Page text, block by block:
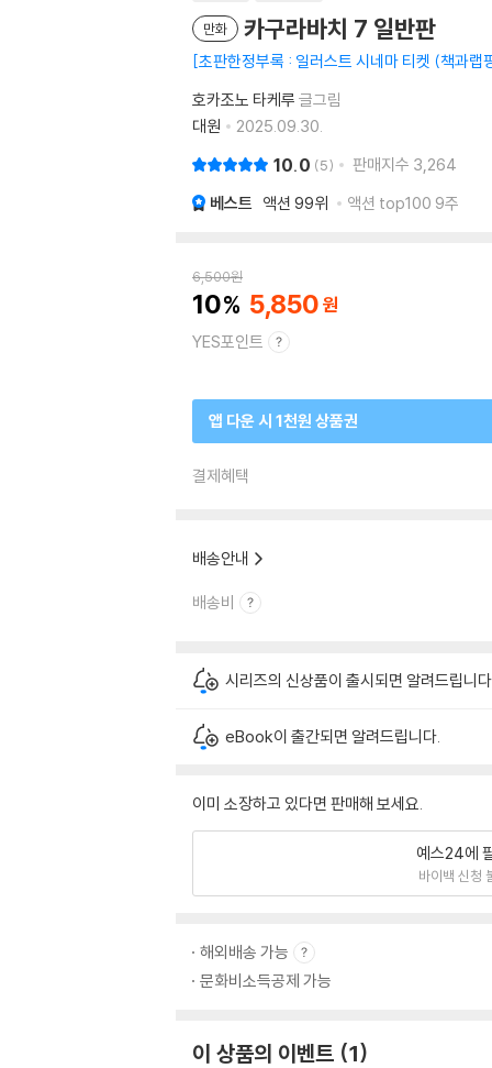
만화 카구라바치 7 일반판
초판한정부록 : 일러스트 시네마 티켓 (책과랩
호카조노 타케루 글그림
대원
2025.09.30.
10.0 5 판매지수 3,264
베스트 액션 99위 액션 top100 9주
6,500원
10 5,850
YES포인트
앱 다운 시 1천원 상품권
결제혜택
배송안내
배송비
시리즈의 신상품이 출시되면 알려드립니
eBook이 출간되면 알려드립니다.
이미 소장하고 있다면 판매해 보세요.
예스24에
바이백 신청
해외배송 가능
문화비소득공제 가능
이 상품의 이벤트 1